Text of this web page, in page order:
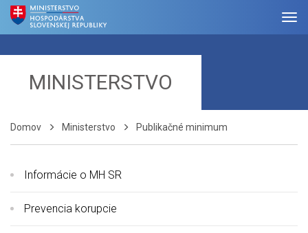
MINISTERSTVO
Domov Ministerstvo Publikačné minimum
Informácie o MH SR
Prevencia korupcie